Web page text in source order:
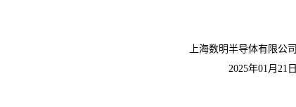
上海数明半导体有限公司
2025年01月21日